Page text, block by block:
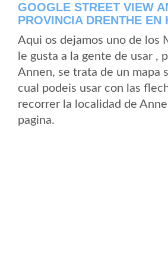
GOOGLE STREET VIEW
PROVINCIA DRENTHE EN
Aqui os dejamos uno de los
le gusta a la gente de usar ,
Annen, se trata de un mapa
cual podeis usar con las
recorrer la localidad de
pagina.